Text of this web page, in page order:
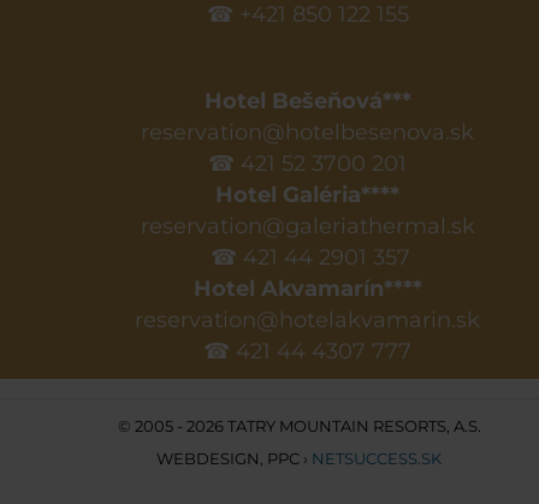
☎ +421 850 122 155
Hotel Bešeňová***
reservation@hotelbesenova.sk
☎ 421 52 3700 201
Hotel Galéria****
reservation@galeriathermal.sk
☎ 421 44 2901 357
Hotel Akvamarín****
reservation@hotelakvamarin.sk
☎ 421 44 4307 777
© 2005 - 2026 TATRY MOUNTAIN RESORTS, A.S.
WEBDESIGN, PPC › NETSUCCESS.SK